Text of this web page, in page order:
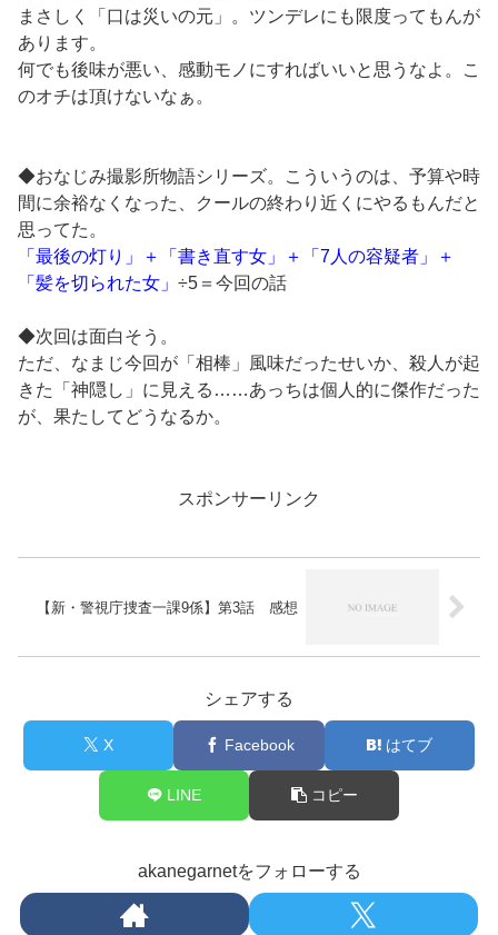
まさしく「口は災いの元」。ツンデレにも限度ってもんが
あります。
何でも後味が悪い、感動モノにすればいいと思うなよ。こ
のオチは頂けないなぁ。
◆おなじみ撮影所物語シリーズ。こういうのは、予算や時
間に余裕なくなった、クールの終わり近くにやるもんだと
思ってた。
「最後の灯り」＋「書き直す女」＋「7人の容疑者」＋
「髪を切られた女」 ÷5＝今回の話
◆次回は面白そう。
ただ、なまじ今回が「相棒」風味だったせいか、殺人が起
きた「神隠し」に見える……あっちは個人的に傑作だった
が、果たしてどうなるか。
スポンサーリンク
【新・警視庁捜査一課9係】第3話 感想
シェアする
X Facebook はてブ
LINE コピー
akanegarnetをフォローする